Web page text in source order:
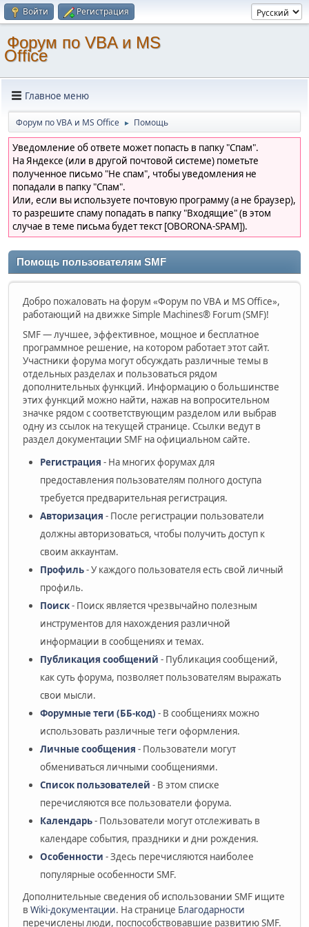
Войти Регистрация
Форум по VBA и MS
Office
Главное меню
Форум по VBA и MS Office ► Помощь
Уведомление об ответе может попасть в папку "Спам".
На Яндексе (или в другой почтовой системе) пометьте
полученное письмо "Не спам", чтобы уведомления не
попадали в папку "Спам".
Или, если вы используете почтовую программу (а не браузер),
то разрешите спаму попадать в папку "Входящие" (в этом
случае в теме письма будет текст [OBORONA-SPAM]).
Помощь пользователям SMF
Добро пожаловать на форум «Форум по VBA и MS Office»,
работающий на движке Simple Machines® Forum (SMF)!
SMF — лучшее, эффективное, мощное и бесплатное
программное решение, на котором работает этот сайт.
Участники форума могут обсуждать различные темы в
отдельных разделах и пользоваться рядом
дополнительных функций. Информацию о большинстве
этих функций можно найти, нажав на вопросительном
значке рядом с соответствующим разделом или выбрав
одну из ссылок на текущей странице. Ссылки ведут в
раздел документации SMF на официальном сайте.
Регистрация - На многих форумах для
предоставления пользователям полного доступа
требуется предварительная регистрация.
Авторизация - После регистрации пользователи
должны авторизоваться, чтобы получить доступ к
своим аккаунтам.
Профиль- У каждого пользователя есть свой личный
профиль.
Поиск- Поиск является чрезвычайно полезным
инструментов для нахождения различной
информации в сообщениях и темах.
Публикация сообщений - Публикация сообщений,
как суть форума, позволяет пользователям выражать
свои мысли.
Форумные теги (ББ-код) - В сообщениях можно
использовать различные теги оформления.
Личные сообщения - Пользователи могут
обмениваться личными сообщениями.
Список пользователей - В этом списке
перечисляются все пользователи форума.
Календарь- Пользователи могут отслеживать в
календаре события, праздники и дни рождения.
Особенности - Здесь перечисляются наиболее
популярные особенности SMF.
Дополнительные сведения об использовании SMF ищите
в Wiki-документации. На странице Благодарности
перечислены люди, поспособствовавшие развитию SMF.